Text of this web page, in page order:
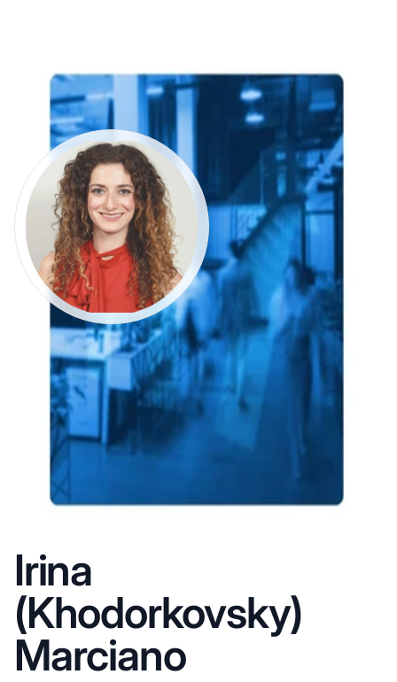
Irina
(Khodorkovsky)
Marciano